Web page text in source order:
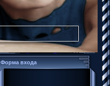
Форма входа